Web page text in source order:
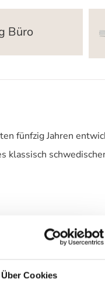
Über Cookies
Büro
fünfzig Jahren
und unaufdringlich.
vor 5, 10 oder 15